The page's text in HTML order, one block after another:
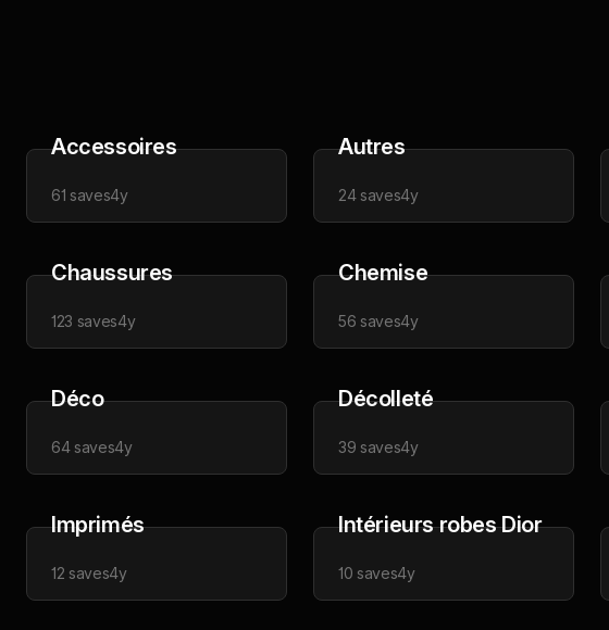
Accessoires
61 saves4y
Autres
24saves4y
Chaussures
123 saves4y
Chemise
56 saves4y
Déco
64saves4y
Décolleté
39 saves4y
Imprimés
12 saves4y
Intérieurs robes Dior
10 saves4y